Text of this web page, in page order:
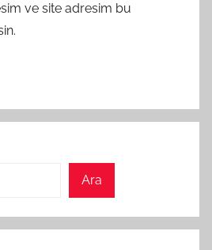
ve site adresim bu
Ara